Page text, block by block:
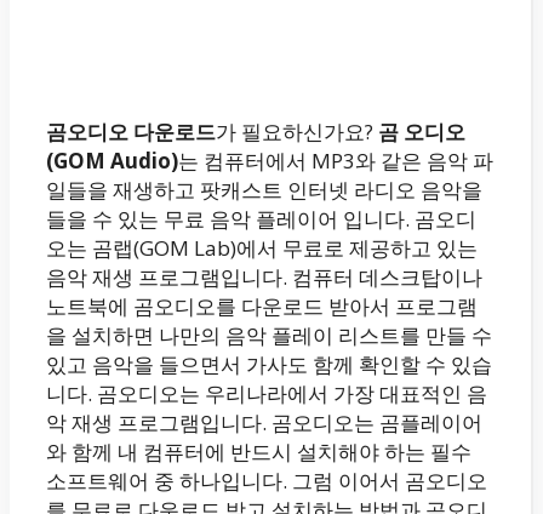
곰오디오 다운로드가 필요하신가요? 곰 오디오
(GOM Audio)는 컴퓨터에서 MP3와 같은 음악 파
일들을 재생하고 팟캐스트 인터넷 라디오 음악을
들을 수 있는 무료 음악 플레이어 입니다. 곰오디
오는 곰랩(GOM Lab)에서 무료로 제공하고 있는
음악 재생 프로그램입니다. 컴퓨터 데스크탑이나
노트북에 곰오디오를 다운로드 받아서 프로그램
을 설치하면 나만의 음악 플레이 리스트를 만들 수
있고 음악을 들으면서 가사도 함께 확인할 수 있습
니다. 곰오디오는 우리나라에서 가장 대표적인 음
악 재생 프로그램입니다. 곰오디오는 곰플레이어
와 함께 내 컴퓨터에 반드시 설치해야 하는 필수
소프트웨어 중 하나입니다. 그럼 이어서 곰오디오